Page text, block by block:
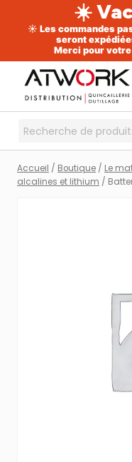
☀️
☀️ Les commandes
seront
Merci pour
contenu
Recherche
Accueil / Boutique / Le
alcalines et lithium /